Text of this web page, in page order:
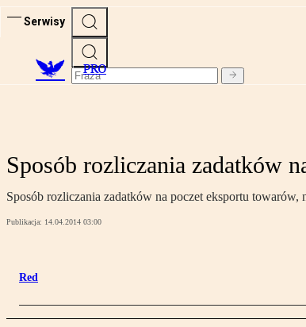
Serwisy
PRO
Sposób rozliczania zadatków
Sposób rozliczania zadatków na poczet eksportu
Publikacja: 14.04.2014 03:00
Red